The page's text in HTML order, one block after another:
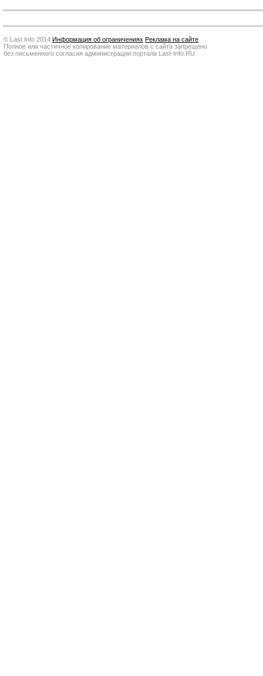
© Last Info 2014 Информация об ограничениях Реклама на сайте
Полное или частичное копирование материалов с сайта запрещено
без письменного согласия администрации портала Last-Info.RU